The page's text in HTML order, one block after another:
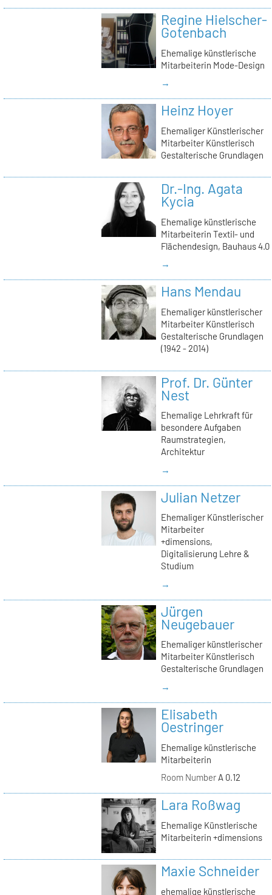
Regine Hielscher-
Gotenbach
Ehemalige künstlerische
Mitarbeiterin Mode-Design
→
Heinz Hoyer
Ehemaliger Künstlerischer
Mitarbeiter Künstlerisch
Gestalterische Grundlagen
Dr.-Ing. Agata
Kycia
Ehemalige künstlerische
Mitarbeiterin Textil- und
Flächendesign, Bauhaus 4.0
→
Hans Mendau
Ehemaliger künstlerischer
Mitarbeiter Künstlerisch
Gestalterische Grundlagen
(1942 - 2014)
Prof. Dr. Günter
Nest
Ehemalige Lehrkraft für
besondere Aufgaben
Raumstrategien,
Architektur
→
Julian Netzer
Ehemaliger Künstlerischer
Mitarbeiter
+dimensions,
Digitalisierung Lehre &
Studium
→
Jürgen
Neugebauer
Ehemaliger künstlerischer
Mitarbeiter Künstlerisch
Gestalterische Grundlagen
→
Elisabeth
Oestringer
Ehemalige künstlerische
Mitarbeiterin
Room NumberA 0.12
Lara Roßwag
Ehemalige Künstlerische
Mitarbeiterin +dimensions
Maxie Schneider
ehemalige künstlerische